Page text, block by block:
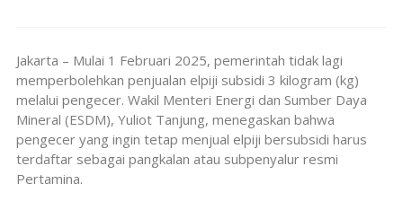
Jakarta – Mulai 1 Februari 2025, pemerintah tidak lagi
memperbolehkan penjualan elpiji subsidi 3 kilogram (kg)
melalui pengecer. Wakil Menteri Energi dan Sumber Daya
Mineral (ESDM), Yuliot Tanjung, menegaskan bahwa
pengecer yang ingin tetap menjual elpiji bersubsidi harus
terdaftar sebagai pangkalan atau subpenyalur resmi
Pertamina.